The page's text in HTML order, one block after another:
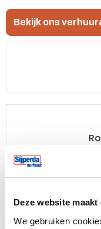
Deze website
We gebruiken
Bekijk ons